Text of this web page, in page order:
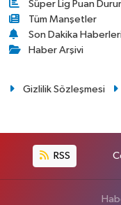
Süper Lig Puan
Tüm Manşetler
Son Dakika
Haber Arşivi
Gizlilik Sözleşmesi
RSS